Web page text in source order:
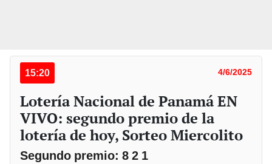
15:20 4/6/2025
Lotería Nacional de Panamá EN
VIVO: segundo premio de la
lotería de hoy, Sorteo Miercolito
Segundo premio: 8 2 1